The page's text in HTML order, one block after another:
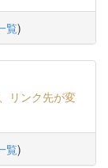
覧)
リンク先が変
覧)